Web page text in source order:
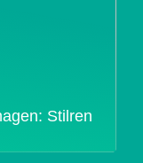
Stilren